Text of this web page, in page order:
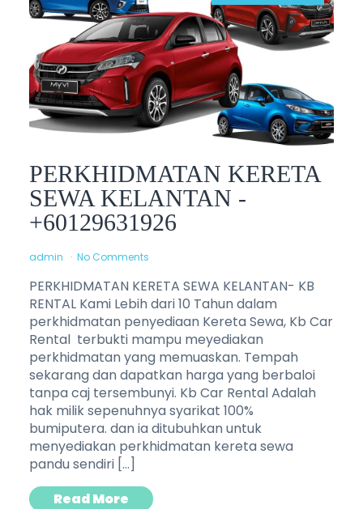
PERKHIDMATAN KERETA
SEWA KELANTAN -
+60129631926
admin No Comments
PERKHIDMATAN KERETA SEWA KELANTAN- KB
RENTAL Kami Lebih dari 10 Tahun dalam
perkhidmatan penyediaan Kereta Sewa, Kb Car
Rental terbukti mampu meyediakan
perkhidmatan yang memuaskan. Tempah
sekarang dan dapatkan harga yang berbaloi
tanpa caj tersembunyi. Kb Car Rental Adalah
hak milik sepenuhnya syarikat 100%
bumiputera. dan ia ditubuhkan untuk
menyediakan perkhidmatan kereta sewa
pandu sendiri […]
Read More